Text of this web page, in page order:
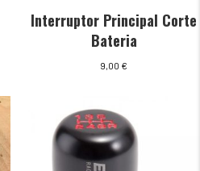
Interruptor Principal Corte
Bateria
9,00 €